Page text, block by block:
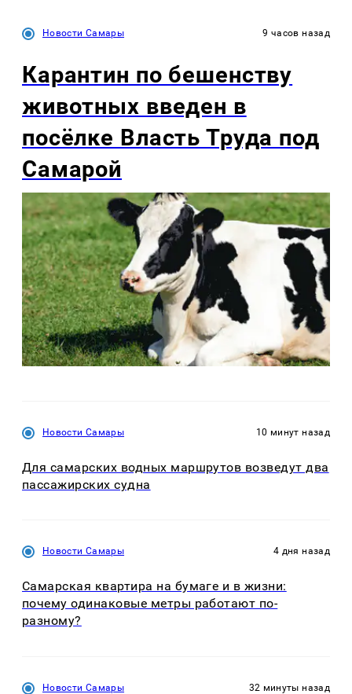
Новости Самары 9 часов назад
Карантин по бешенству
животных введен в
посёлке Власть Труда под
Самарой
Новости Самары 10 минут назад
Для самарских водных маршрутов возведут два
пассажирских судна
Новости Самары 4 дня назад
Самарская квартира на бумаге и в жизни:
почему одинаковые метры работают по-
разному?
Новости Самары 32 минуты назад